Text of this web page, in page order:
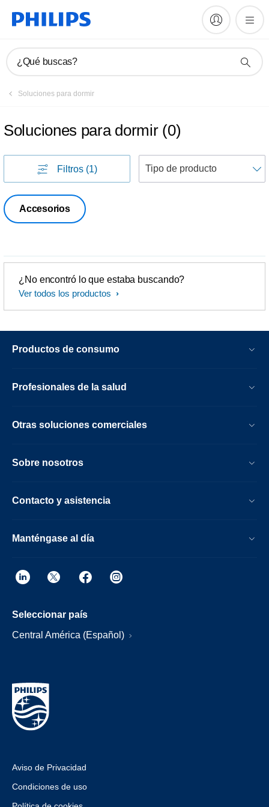
¿Qué buscas?
Soluciones para dormir
Soluciones para dormir (0)
Filtros (1)
Accesorios
¿No encontró lo que estaba buscando?
Ver todos los productos
Productos de consumo
Profesionales de la salud
Otras soluciones comerciales
Sobre nosotros
Contacto y asistencia
Manténgase al día
Seleccionar país
Central América (Español)
Aviso de Privacidad
Condiciones de uso